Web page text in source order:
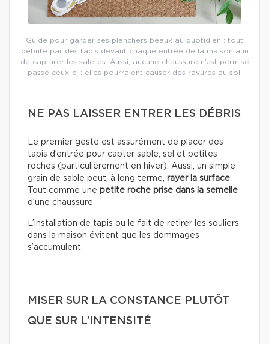
Guide pour garder ses planchers beaux au quotidien : tout
débute par des tapis devant chaque entrée de la maison afin
de capturer les saletés. Aussi, aucune chaussure n’est permise
passé ceux-ci : elles pourraient causer des rayures au sol.
NE PAS LAISSER ENTRER LES DÉBRIS
Le premier geste est assurément de placer des
tapis d’entrée pour capter sable, sel et petites
roches (particulièrement en hiver). Aussi, un simple
grain de sable peut, à long terme, rayer la surface
Tout comme une petite roche prise dans la semelle
d’une chaussure.
L’installation de tapis ou le fait de retirer les souliers
dans la maison évitent que les dommages
s’accumulent.
MISER SUR LA CONSTANCE PLUTÔT
QUE SUR L’INTENSITÉ